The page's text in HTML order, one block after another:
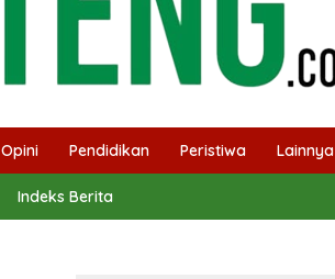
Opini Pendidikan Peristiwa Lainnya
Indeks Berita